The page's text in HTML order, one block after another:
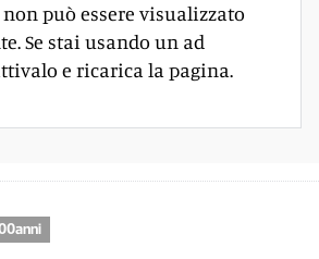
può essere visualizzato
Se stai usando un ad
e ricarica la pagina.